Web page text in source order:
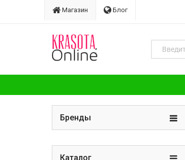
Магазин Блог
Бренды
Каталог